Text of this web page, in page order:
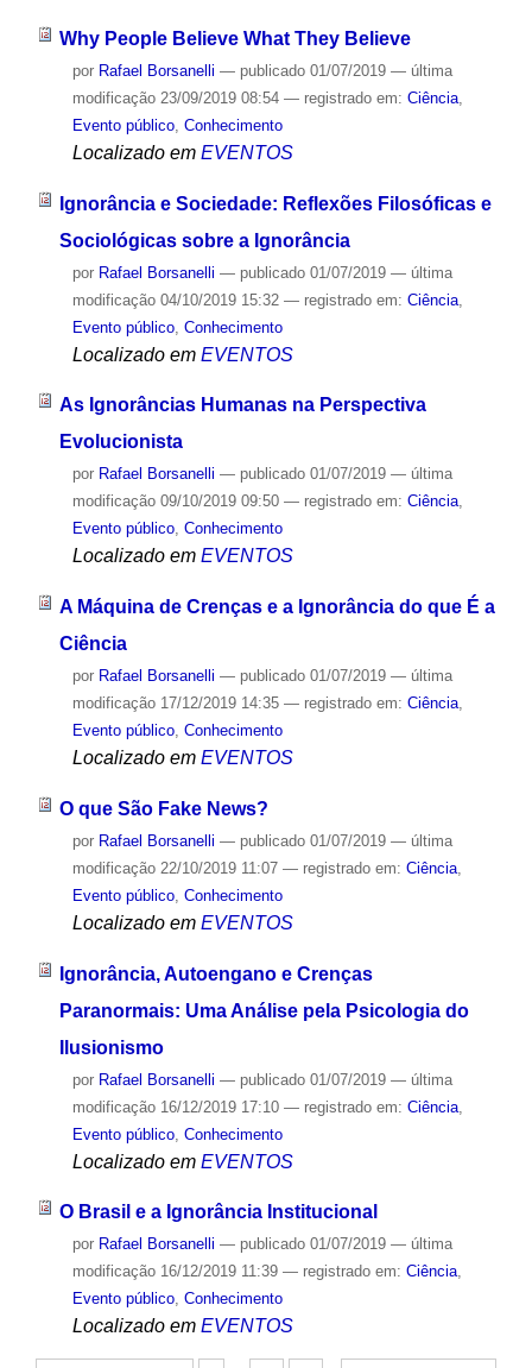
Why People Believe What They Believe
por Rafael Borsanelli — publicado01/07/2019 — última
modificação23/09/2019 08:54 — registrado em: Ciência,
Evento público, Conhecimento
Localizado em EVENTOS
Ignorância e Sociedade: Reflexões Filosóficas e
Sociológicas sobre a Ignorância
por Rafael Borsanelli — publicado01/07/2019 — última
modificação04/10/2019 15:32 — registrado em: Ciência,
Evento público, Conhecimento
Localizado em EVENTOS
As Ignorâncias Humanas na Perspectiva
Evolucionista
por Rafael Borsanelli — publicado01/07/2019 — última
modificação09/10/2019 09:50 — registrado em: Ciência,
Evento público, Conhecimento
Localizado em EVENTOS
A Máquina de Crenças e a Ignorância do que É a
Ciência
por Rafael Borsanelli — publicado01/07/2019 — última
modificação17/12/2019 14:35 — registrado em: Ciência,
Evento público, Conhecimento
Localizado em EVENTOS
O que São Fake News?
por Rafael Borsanelli — publicado01/07/2019 — última
modificação22/10/2019 11:07 — registrado em: Ciência,
Evento público, Conhecimento
Localizado em EVENTOS
Ignorância, Autoengano e Crenças
Paranormais: Uma Análise pela Psicologia do
Ilusionismo
por Rafael Borsanelli — publicado01/07/2019 — última
modificação16/12/2019 17:10 — registrado em: Ciência,
Evento público, Conhecimento
Localizado em EVENTOS
O Brasil e a Ignorância Institucional
por Rafael Borsanelli — publicado01/07/2019 — última
modificação16/12/2019 11:39 — registrado em: Ciência,
Evento público, Conhecimento
Localizado em EVENTOS